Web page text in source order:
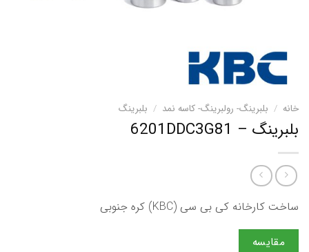
خانه / بلبرینگ- رولبرینگ- کاسه نمد / بلبرینگ
بلبرینگ – 6201DDC3G81
ساخت کارخانه کی بی سی (KBC) کره جنوبی
مقایسه